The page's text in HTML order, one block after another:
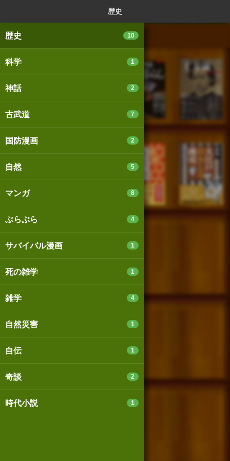
歴史
歴史 10
科学 1
神話 2
古武道 7
国防漫画 2
自然 5
マンガ 8
ぶらぶら 4
サバイバル漫画 1
死の雑学 1
雑学 4
自然災害 1
自伝 1
奇談 2
時代小説 1
パソコン版
個人情報保護基本方針
Cookie等の利用に関するガイドライン
サイトアクセス情報の取得について
法人・プレスお問い合わせ 運営会社
※本サイトはアフィリエイトプログラムによる収益を得ていま